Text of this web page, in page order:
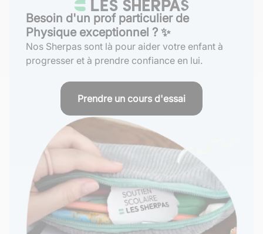
Besoin d'un prof particulier de
Physique exceptionnel ? ✨
Nos Sherpas sont là pour aider votre enfant à
progresser et à prendre confiance en lui.
Prendre un cours d'essai